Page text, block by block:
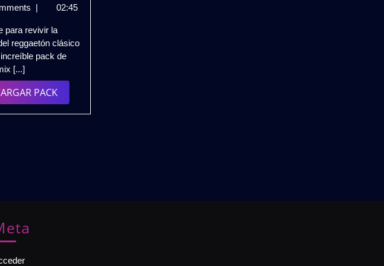
junio
2026
Old
Intros
Remix
2026
VOL.
| 02:45
para revivir la
reggaetón clásico
pack de
[...]
PACKDESCARGAR
PACK